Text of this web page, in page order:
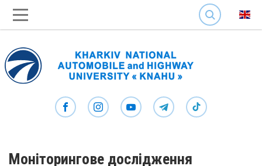
SEARCH
Моніторингове дослідження